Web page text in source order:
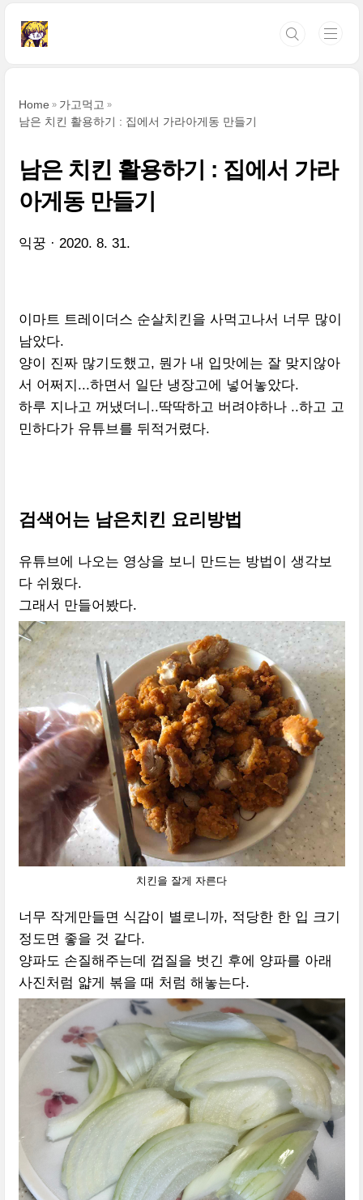
Home
가고먹고
남은 치킨 활용하기 : 집에서 가라아게동 만들기
남은 치킨 활용하기 : 집에서 가라
아게동 만들기
익꿍 2020. 8. 31.
이마트 트레이더스 순살치킨을 사먹고나서 너무 많이
남았다.
양이 진짜 많기도했고, 뭔가 내 입맛에는 잘 맞지않아
서 어쩌지...하면서 일단 냉장고에 넣어놓았다.
하루 지나고 꺼냈더니..딱딱하고 버려야하나 ..하고 고
민하다가 유튜브를 뒤적거렸다.
검색어는 남은치킨 요리방법
유튜브에 나오는 영상을 보니 만드는 방법이 생각보
다 쉬웠다.
그래서 만들어봤다.
치킨을 잘게 자른다
너무 작게만들면 식감이 별로니까, 적당한 한 입 크기
정도면 좋을 것 같다.
양파도 손질해주는데 껍질을 벗긴 후에 양파를 아래
사진처럼 얇게 볶을 때 처럼 해놓는다.